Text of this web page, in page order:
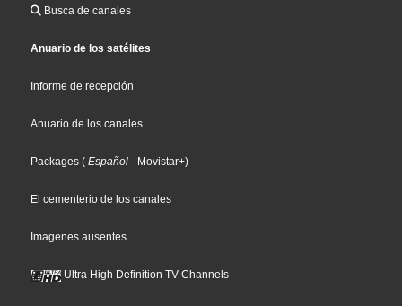
Busca de canales
Anuario de los satélites
Informe de recepción
Anuario de los canales
Packages ( Español - Movistar+)
El cementerio de los canales
Imagenes ausentes
Ultra High Definition TV Channels